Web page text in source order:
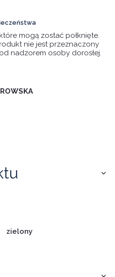
mogą zostać połknięte.
nie jest przeznaczony
nadzorem osoby dorosłej.
zielony